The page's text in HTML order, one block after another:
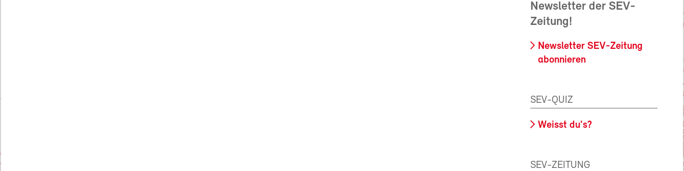
Newsletter der SEV-
Zeitung!
Newsletter SEV-Zeitung
abonnieren
SEV-QUIZ
Weisst du's?
SEV-ZEITUNG